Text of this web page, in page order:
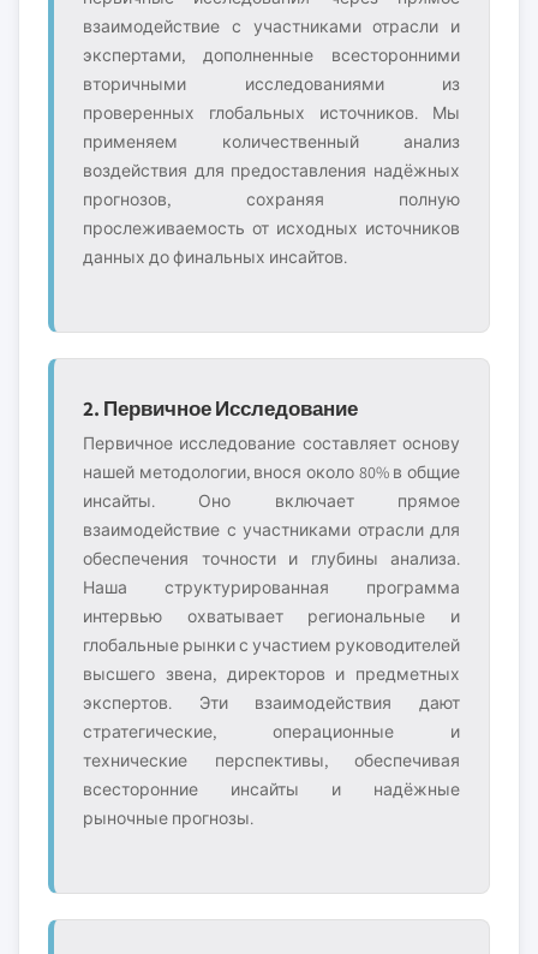
взаимодействие с участниками отрасли и
экспертами, дополненные всесторонними
вторичными исследованиями из
проверенных глобальных источников. Мы
применяем количественный анализ
воздействия для предоставления надёжных
прогнозов, сохраняя полную
прослеживаемость от исходных источников
данных до финальных инсайтов.
2. Первичное Исследование
Первичное исследование составляет основу
нашей методологии, внося около 80% в общие
инсайты. Оно включает прямое
взаимодействие с участниками отрасли для
обеспечения точности и глубины анализа.
Наша структурированная программа
интервью охватывает региональные и
глобальные рынки с участием руководителей
высшего звена, директоров и предметных
экспертов. Эти взаимодействия дают
стратегические, операционные и
технические перспективы, обеспечивая
всесторонние инсайты и надёжные
рыночные прогнозы.